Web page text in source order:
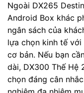
Ngoài DX265
Android Box khác
ngân sách của
lựa chọn kinh tế với
cơ bản. Nếu bạn
dài, DX300 Thế Hệ
chọn đáng cân